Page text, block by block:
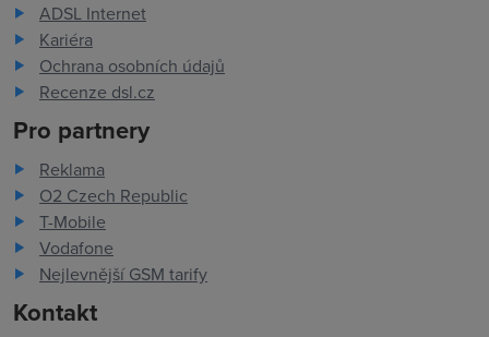
ADSL Internet
Kariéra
Ochrana osobních údajů
Recenze dsl.cz
Pro partnery
Reklama
O2 Czech Republic
T-Mobile
Vodafone
Nejlevnější GSM tarify
Kontakt